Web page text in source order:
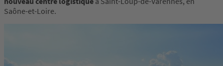
Saône-et-Loire.